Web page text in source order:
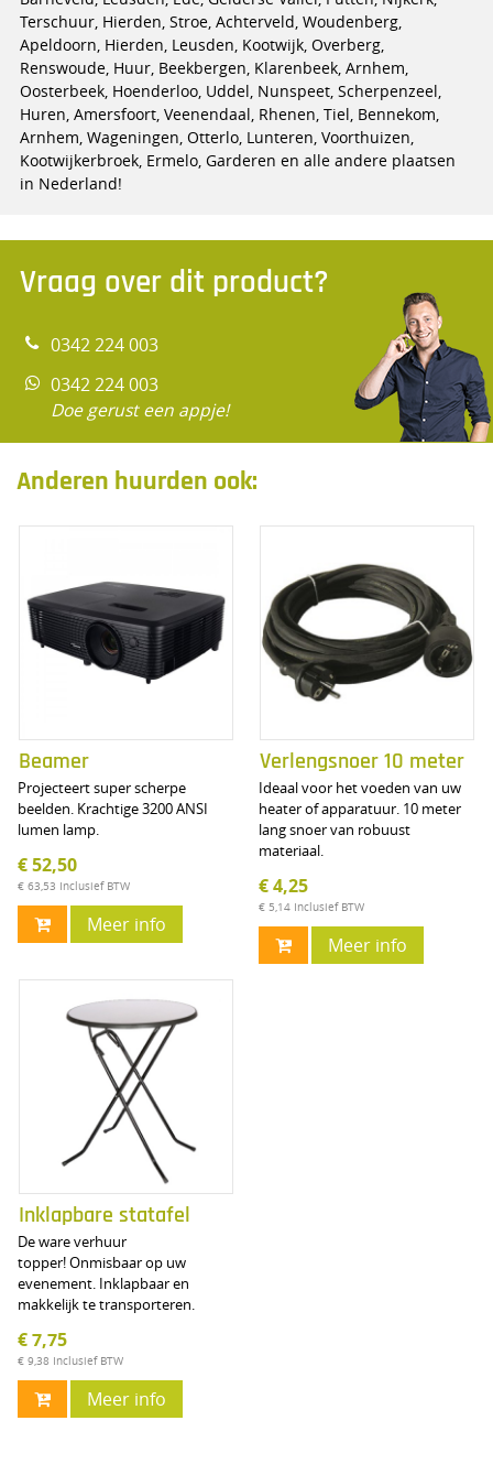
Terschuur, Hierden, Stroe, Achterveld, Woudenberg,
Apeldoorn, Hierden, Leusden, Kootwijk, Overberg,
Renswoude, Huur, Beekbergen, Klarenbeek, Arnhem,
Oosterbeek, Hoenderloo, Uddel, Nunspeet, Scherpenzeel,
Huren, Amersfoort, Veenendaal, Rhenen, Tiel, Bennekom,
Arnhem, Wageningen, Otterlo, Lunteren, Voorthuizen,
Kootwijkerbroek, Ermelo, Garderen en alle andere plaatsen
in Nederland!
Vraag over dit product?
0342 224 003
0342 224 003
Doe gerust een appje!
Anderen huurden ook:
Beamer
Projecteert super scherpe
beelden. Krachtige 3200 ANSI
lumen lamp.
€ 52,50
€ 63,53 Inclusief BTW
Meer info
Verlengsnoer 10 meter
Ideaal voor het voeden van uw
heater of apparatuur. 10 meter
lang snoer van robuust
materiaal.
€ 4,25
€ 5,14 Inclusief BTW
Meer info
Inklapbare statafel
De ware verhuur
topper! Onmisbaar op uw
evenement. Inklapbaar en
makkelijk te transporteren.
€ 7,75
€ 9,38 Inclusief BTW
Meer info